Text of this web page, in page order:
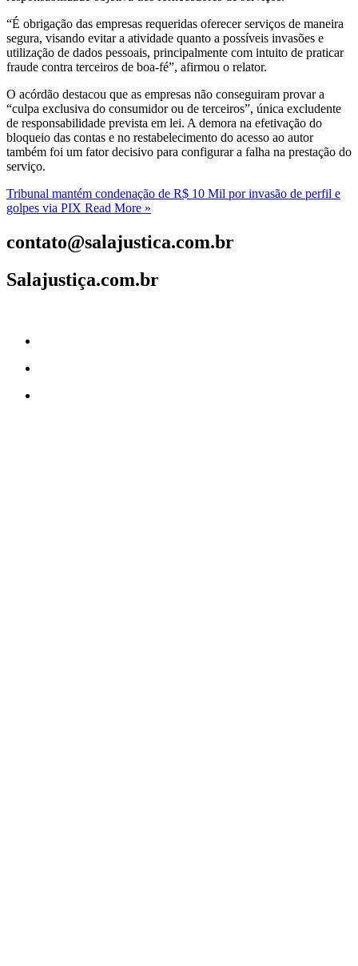
“É obrigação das empresas requeridas oferecer serviços de maneira
segura, visando evitar a atividade quanto a possíveis invasões e
utilização de dados pessoais, principalmente com intuito de praticar
fraude contra terceiros de boa-fé”, afirmou o relator.
O acórdão destacou que as empresas não conseguiram provar a
“culpa exclusiva do consumidor ou de terceiros”, única excludente
de responsabilidade prevista em lei. A demora na efetivação do
bloqueio das contas e no restabelecimento do acesso ao autor
também foi um fator decisivo para configurar a falha na prestação do
serviço.
Tribunal mantém condenação de R$ 10 Mil por invasão de perfil e
golpes via PIX Read More »
contato@salajustica.com.br
Salajustiça.com.br